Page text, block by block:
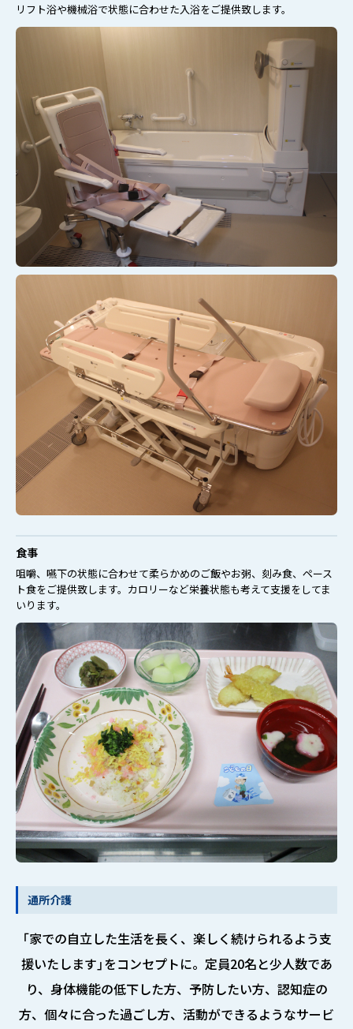
リフト浴や機械浴で状態に合わせた入浴をご提供致します。
食事
咀嚼、嚥下の状態に合わせて柔らかめのご飯やお粥、刻み食、ペース
ト食をご提供致します。 カロリーなど栄養状態も考えて支援をしてま
いります。
通所介護
「家での自立した生活を長く、楽しく続けられるよう支
援いたします」をコンセプトに。 定員20名と少人数であ
り、身体機能の低下した方、予防したい方、認知症の
方、 個々に合った過ごし方、活動ができるようなサービ